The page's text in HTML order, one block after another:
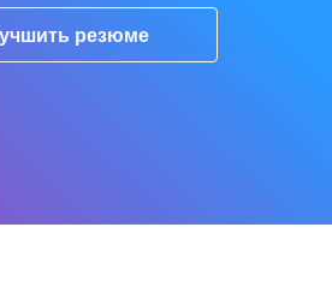
резюме